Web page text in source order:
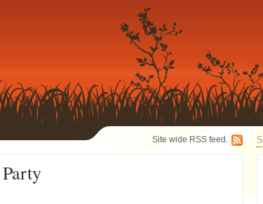
Site wide RSS feed.